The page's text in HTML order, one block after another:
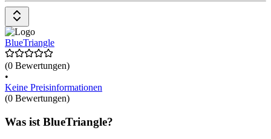
Templates, Ad Conversion Pixel Templates, UA zu GA4 Migration,
GA4 Custom Event Tracking und Server Side Tagging. Das
Pricing-Modell von Tagmate ist nicht explizit angegeben, jedoch
wird eine kostenlose Testversion angeboten.
BlueTriangle
(0 Bewertungen)
•
Keine Preisinformationen
(0 Bewertungen)
Was ist BlueTriangle?